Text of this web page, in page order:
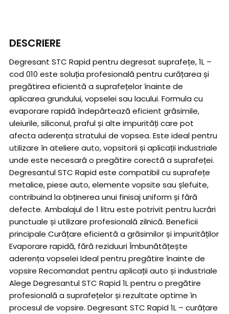
DESCRIERE
Degresant STC Rapid pentru degresat suprafețe, 1L –
cod 010 este soluția profesională pentru curățarea și
pregătirea eficientă a suprafețelor înainte de
aplicarea grundului, vopselei sau lacului. Formula cu
evaporare rapidă îndepărtează eficient grăsimile,
uleiurile, siliconul, praful și alte impurități care pot
afecta aderența stratului de vopsea. Este ideal pentru
utilizare în ateliere auto, vopsitorii și aplicații industriale
unde este necesară o pregătire corectă a suprafeței.
Degresantul STC Rapid este compatibil cu suprafețe
metalice, piese auto, elemente vopsite sau șlefuite,
contribuind la obținerea unui finisaj uniform și fără
defecte. Ambalajul de 1 litru este potrivit pentru lucrări
punctuale și utilizare profesională zilnică. Beneficii
principale Curățare eficientă a grăsimilor și impurităților
Evaporare rapidă, fără reziduuri Îmbunătățește
aderența vopselei Ideal pentru pregătire înainte de
vopsire Recomandat pentru aplicații auto și industriale
Alege Degresantul STC Rapid 1L pentru o pregătire
profesională a suprafețelor și rezultate optime în
procesul de vopsire. Degresant STC Rapid 1L – curățare